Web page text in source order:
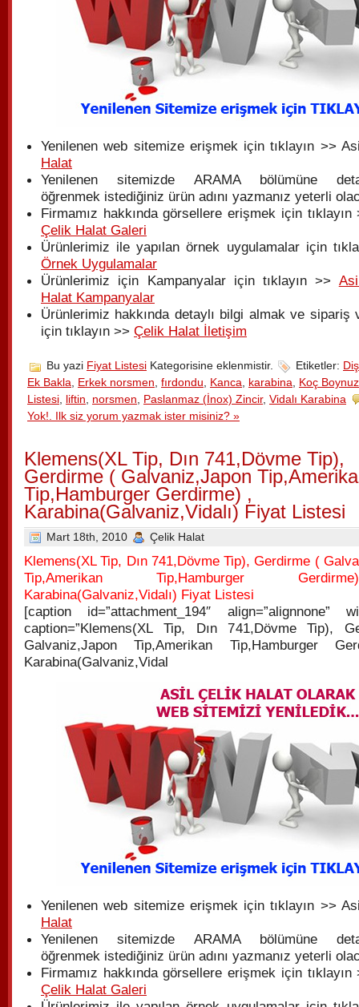
Yenilenen web sitemize erişmek için tıklayın >>
Halat
Yenilenen sitemizde ARAMA bölümüne
öğrenmek istediğiniz ürün adını yazmanız yeterli
Firmamız hakkında görsellere erişmek için tıklayın
Çelik Halat Galeri
Ürünlerimiz ile yapılan örnek uygulamalar için
Örnek Uygulamalar
Ürünlerimiz için Kampanyalar için tıklayın >>
Halat Kampanyalar
Ürünlerimiz hakkında detaylı bilgi almak ve sipariş
için tıklayın >> Çelik Halat İletişim
Bu yazi Fiyat Listesi Kategorisine eklenmistir. Etiketler:
Ek Bakla
Erkek norsmen fırdondu Kanca karabina
Koç
Listesi liftin norsmen Paslanmaz (İnox) Zincir, Vidalı Karabina
Yok!. Ilk siz yorum yazmak ister misiniz? »
Klemens(XL Tip, Dın 741,Dövme Tip),
Gerdirme ( Galvaniz,Japon
Tip,Hamburger Gerdirme) ,
Karabina(Galvaniz,Vidalı) Fiyat Listesi
Mart 18th, 2010 Çelik Halat
Klemens(XL Tip, Dın 741,Dövme Tip), Gerdirme (
Tip,Amerikan Tip,Hamburger
Karabina(Galvaniz,Vidalı) Fiyat Listesi
[caption id=”attachment_194″ align=”alignnone”
caption=”Klemens(XL Tip, Dın 741,Dövme Tip),
Galvaniz,Japon Tip,Amerikan Tip,Hamburger
Karabina(Galvaniz,Vidal
Yenilenen web sitemize erişmek için tıklayın >>
Halat
Yenilenen sitemizde ARAMA bölümüne
öğrenmek istediğiniz ürün adını yazmanız yeterli
Firmamız hakkında görsellere erişmek için tıklayın
Çelik Halat Galeri